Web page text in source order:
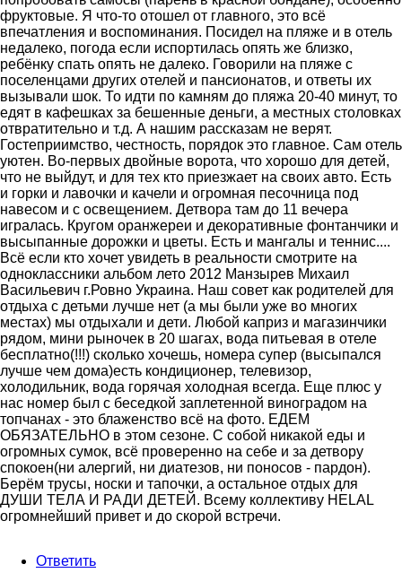
фруктовые. Я что-то отошел от главного, это всё
впечатления и воспоминания. Посидел на пляже и в отель
недалеко, погода если испортилась опять же близко,
ребёнку спать опять не далеко. Говорили на пляже с
поселенцами других отелей и пансионатов, и ответы их
вызывали шок. То идти по камням до пляжа 20-40 минут, то
едят в кафешках за бешенные деньги, а местных столовках
отвратительно и т.д. А нашим рассказам не верят.
Гостеприимство, честность, порядок это главное. Сам отель
уютен. Во-первых двойные ворота, что хорошо для детей,
что не выйдут, и для тех кто приезжает на своих авто. Есть
и горки и лавочки и качели и огромная песочница под
навесом и с освещением. Детвора там до 11 вечера
игралась. Кругом оранжереи и декоративные фонтанчики и
высыпанные дорожки и цветы. Есть и мангалы и теннис....
Всё если кто хочет увидеть в реальности смотрите на
одноклассники альбом лето 2012 Манзырев Михаил
Васильевич г.Ровно Украина. Наш совет как родителей для
отдыха с детьми лучше нет (а мы были уже во многих
местах) мы отдыхали и дети. Любой каприз и магазинчики
рядом, мини рыночек в 20 шагах, вода питьевая в отеле
бесплатно(!!!) сколько хочешь, номера супер (высыпался
лучше чем дома)есть кондиционер, телевизор,
холодильник, вода горячая холодная всегда. Еще плюс у
нас номер был с беседкой заплетенной виноградом на
топчанах - это блаженство всё на фото. ЕДЕМ
ОБЯЗАТЕЛЬНО в этом сезоне. С собой никакой еды и
огромных сумок, всё проверенно на себе и за детвору
спокоен(ни алергий, ни диатезов, ни поносов - пардон).
Берём трусы, носки и тапочки, а остальное отдых для
ДУШИ ТЕЛА И РАДИ ДЕТЕЙ. Всему коллективу HELAL
огромнейший привет и до скорой встречи.
Ответить